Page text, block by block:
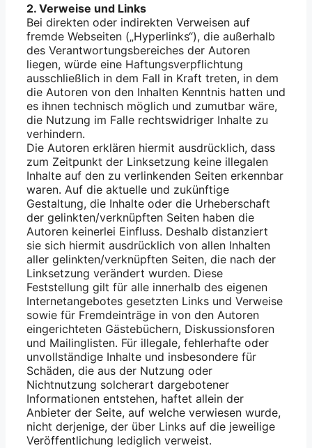
2. Verweise und Links
Bei direkten oder indirekten Verweisen auf
fremde Webseiten („Hyperlinks“), die außerhalb
des Verantwortungsbereiches der Autoren
liegen, würde eine Haftungsverpflichtung
ausschließlich in dem Fall in Kraft treten, in dem
die Autoren von den Inhalten Kenntnis hatten und
es ihnen technisch möglich und zumutbar wäre,
die Nutzung im Falle rechtswidriger Inhalte zu
verhindern.
Die Autoren erklären hiermit ausdrücklich, dass
zum Zeitpunkt der Linksetzung keine illegalen
Inhalte auf den zu verlinkenden Seiten erkennbar
waren. Auf die aktuelle und zukünftige
Gestaltung, die Inhalte oder die Urheberschaft
der gelinkten/verknüpften Seiten haben die
Autoren keinerlei Einfluss. Deshalb distanziert
sie sich hiermit ausdrücklich von allen Inhalten
aller gelinkten/verknüpften Seiten, die nach der
Linksetzung verändert wurden. Diese
Feststellung gilt für alle innerhalb des eigenen
Internetangebotes gesetzten Links und Verweise
sowie für Fremdeinträge in von den Autoren
eingerichteten Gästebüchern, Diskussionsforen
und Mailinglisten. Für illegale, fehlerhafte oder
unvollständige Inhalte und insbesondere für
Schäden, die aus der Nutzung oder
Nichtnutzung solcherart dargebotener
Informationen entstehen, haftet allein der
Anbieter der Seite, auf welche verwiesen wurde,
nicht derjenige, der über Links auf die jeweilige
Veröffentlichung lediglich verweist.